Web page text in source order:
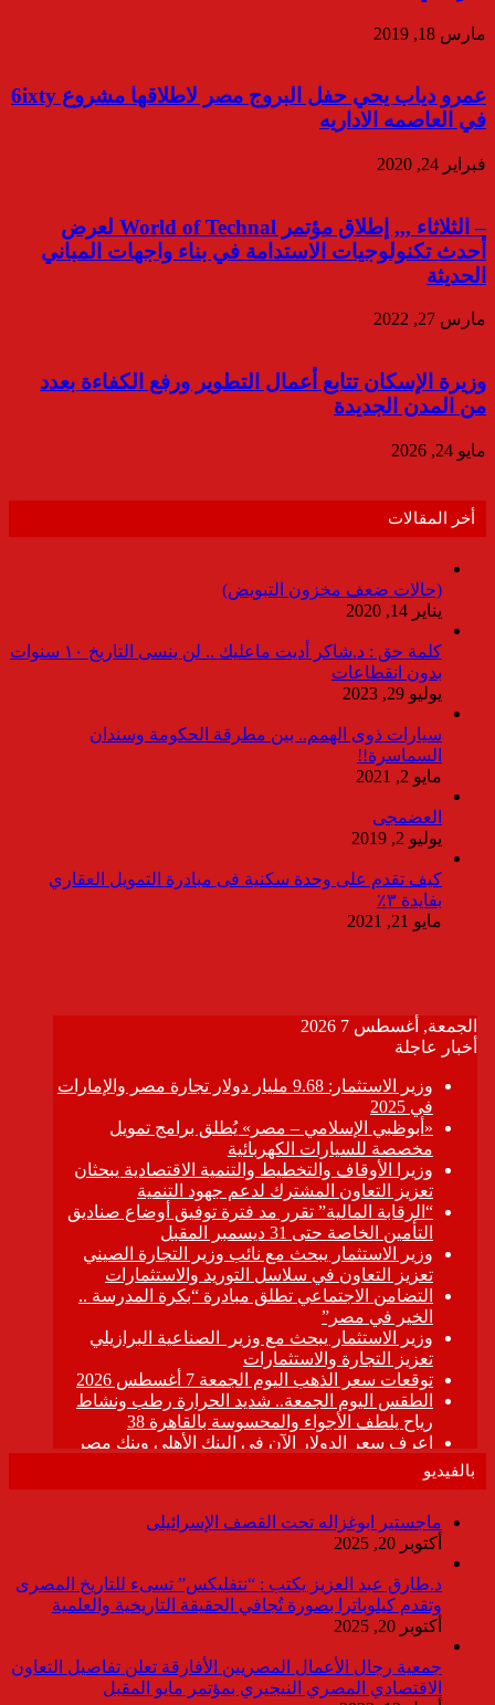
مارس 18, 2019
عمرو دياب يحي حفل البروج مصر لاطلاقها مشروع 6ixty
في العاصمه الاداريه
فبراير 24, 2020
– الثلاثاء ,,, إطلاق مؤتمر World of Technal لعرض
أحدث تكنولوجيات الاستدامة في بناء واجهات المباني
الحديثة
مارس 27, 2022
وزيرة الإسكان تتابع أعمال التطوير ورفع الكفاءة بعدد
من المدن الجديدة
مايو 24, 2026
أخر المقالات
(حالات ضعف مخزون التبويض)
يناير 14, 2020
كلمة حق : د.شاكر أديت ماعليك .. لن ينسى التاريخ ١٠ سنوات
بدون انقطاعات
يوليو 29, 2023
سيارات ذوى الهمم.. بين مطرقة الحكومة وسندان
السماسرة!!
مايو 2, 2021
العضمجى
يوليو 2, 2019
كيف تقدم على وحدة سكنية فى مبادرة التمويل العقاري
بفايدة ٣٪
مايو 21, 2021
بالفيديو
ماجستير ابوغزاله تحت القصف الإسرائيلى
أكتوبر 20, 2025
د.طارق عبد العزيز يكتب : “نتفليكس” تسىء للتاريخ المصرى
وتقدم كيلوباترا بصورة تُجافي الحقيقة التاريخية والعلمية
أكتوبر 20, 2025
جمعية رجال الأعمال المصريين الأفارقة تعلن تفاصيل التعاون
الاقتصادي المصري النيجيري بمؤتمر مايو المقبل